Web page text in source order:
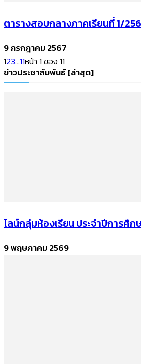
ตารางสอบกลางภาคเรียนที่ 1/
9 กรกฎาคม 2567
123...11หน้า 1 ของ 11
ข่าวประชาสัมพันธ์ [ล่าสุด]
ไลน์กลุ่มห้องเรียน ประจำปีการศึก
9 พฤษภาคม 2569